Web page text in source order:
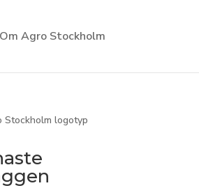
Om Agro Stockholm